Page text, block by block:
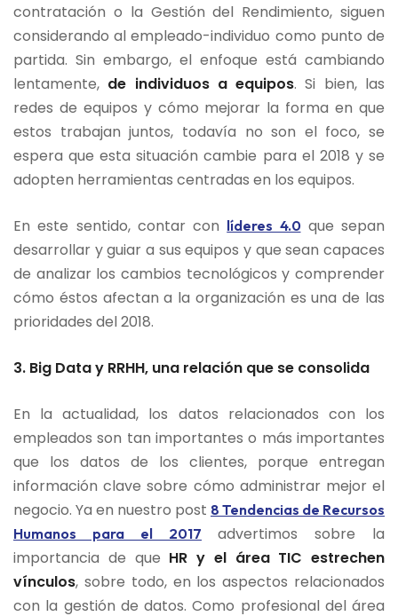
contratación o la Gestión del Rendimiento, siguen
considerando al empleado-individuo como punto de
partida. Sin embargo, el enfoque está cambiando
lentamente, de individuos a equipos. Si bien, las
redes de equipos y cómo mejorar la forma en que
estos trabajan juntos, todavía no son el foco, se
espera que esta situación cambie para el 2018 y se
adopten herramientas centradas en los equipos.
En este sentido, contar con líderes 4.0que sepan
desarrollar y guiar a sus equipos y que sean capaces
de analizar los cambios tecnológicos y comprender
cómo éstos afectan a la organización es una de las
prioridades del 2018.
3. Big Data y RRHH, una relación que se consolida
En la actualidad, los datos relacionados con los
empleados son tan importantes o más importantes
que los datos de los clientes, porque entregan
información clave sobre cómo administrar mejor el
negocio. Ya en nuestro post 8 Tendencias de Recursos
Humanos para el 2017
advertimos sobre la
importancia de que HR y el área TIC estrechen
vínculos, sobre todo, en los aspectos relacionados
con la gestión de datos. Como profesional del área